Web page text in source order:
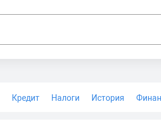
Кредит Налоги История